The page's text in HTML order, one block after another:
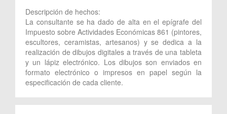
Descripción de hechos:
La consultante se ha dado de alta en el epígrafe del
Impuesto sobre Actividades Económicas 861 (pintores,
escultores, ceramistas, artesanos) y se dedica a la
realización de dibujos digitales a través de una tableta
y un lápiz electrónico. Los dibujos son enviados en
formato electrónico o impresos en papel según la
especificación de cada cliente.